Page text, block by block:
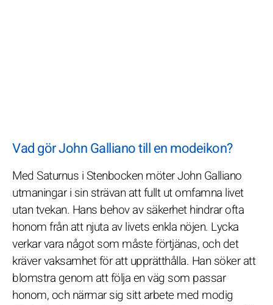
Vad gör John Galliano till en modeikon?
Med Saturnus i Stenbocken möter John Galliano
utmaningar i sin strävan att fullt ut omfamna livet
utan tvekan. Hans behov av säkerhet hindrar ofta
honom från att njuta av livets enkla nöjen. Lycka
verkar vara något som måste förtjänas, och det
kräver vaksamhet för att upprätthålla. Han söker att
blomstra genom att följa en väg som passar
honom, och närmar sig sitt arbete med modig